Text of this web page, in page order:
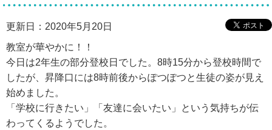
更新日：2020年5月20日
教室が華やかに！！
今日は2年生の部分登校日でした。8時15分から登校時間で
したが、昇降口には8時前後からぽつぽつと生徒の姿が見え
始めました。
「学校に行きたい」「友達に会いたい」という気持ちが伝
わってくるようでした。